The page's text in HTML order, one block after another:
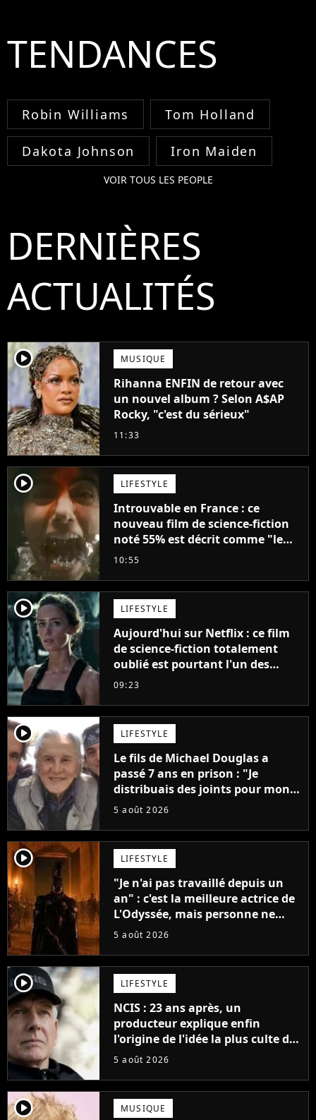
TENDANCES
Robin Williams Tom Holland
Dakota Johnson Iron Maiden
VOIR TOUS LES PEOPLE
DERNIÈRES
ACTUALITÉS
player2 MUSIQUE
Rihanna ENFIN de retour avec
un nouvel album ? Selon A$AP
Rocky, "c'est du sérieux"
11:33
player2 LIFESTYLE
Introuvable en France : ce
nouveau film de science-fiction
noté 55% est décrit comme "le
plus stupide de l'année"
10:55
player2 LIFESTYLE
Aujourd'hui sur Netflix : ce film
de science-fiction totalement
oublié est pourtant l'un des
meilleurs des années 2010
09:23
player2 LIFESTYLE
Le fils de Michael Douglas a
passé 7 ans en prison : "Je
distribuais des joints pour mon
père"
5 août 2026
player2 LIFESTYLE
"Je n'ai pas travaillé depuis un
an" : c'est la meilleure actrice de
L'Odyssée, mais personne ne
veut lui donner de rôle au
5 août 2026
player2 LIFESTYLE
NCIS : 23 ans après, un
producteur explique enfin
l'origine de l'idée la plus culte de
la série (et on ne parle pas du
5 août 2026
player2 MUSIQUE